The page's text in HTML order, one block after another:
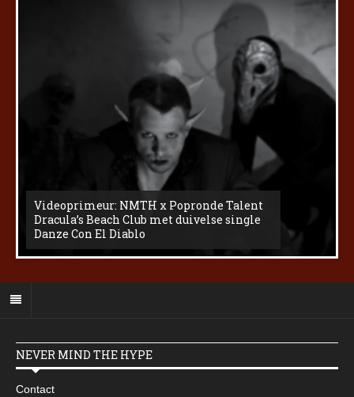
Videoprimeur: NMTH x Popronde Talent
Dracula’s Beach Club met duivelse single
Danze Con El Diablo
NEVER MIND THE HYPE
Contact